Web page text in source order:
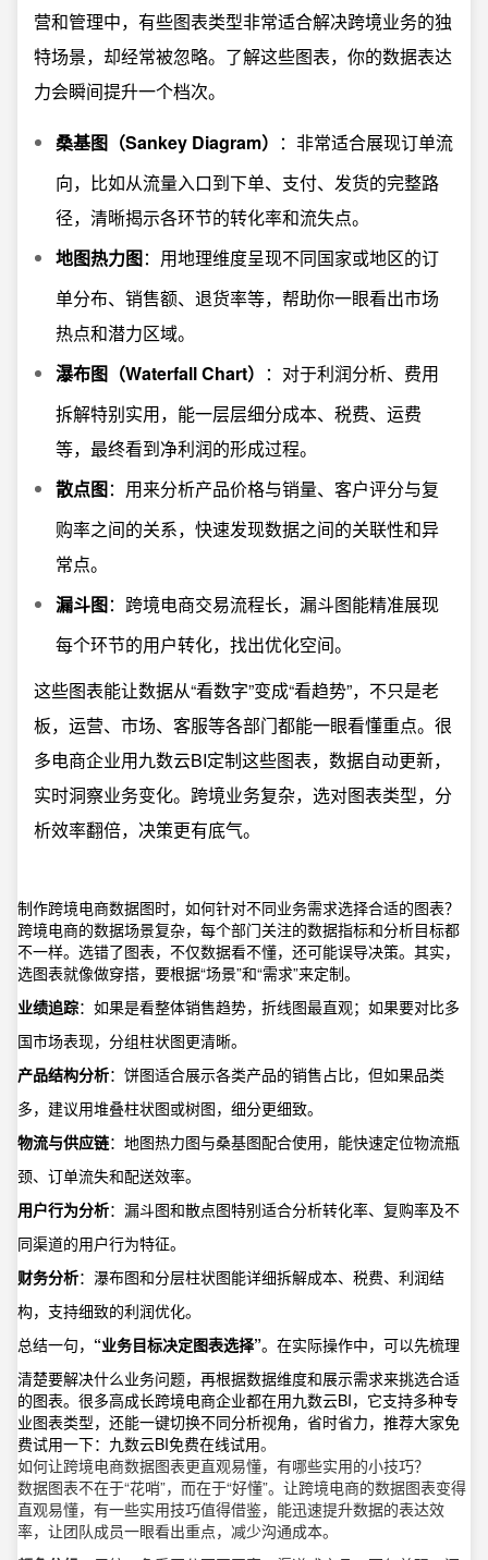
营和管理中，有些图表类型非常适合解决跨境业务的独
特场景，却经常被忽略。了解这些图表，你的数据表达
力会瞬间提升一个档次。
桑基图（Sankey Diagram） ：非常适合展现订单流
向，比如从流量入口到下单、支付、发货的完整路
径，清晰揭示各环节的转化率和流失点。
地图热力图：用地理维度呈现不同国家或地区的订
单分布、销售额、退货率等，帮助你一眼看出市场
热点和潜力区域。
瀑布图（Waterfall Chart） ：对于利润分析、费用
拆解特别实用，能一层层细分成本、税费、运费
等，最终看到净利润的形成过程。
散点图：用来分析产品价格与销量、客户评分与复
购率之间的关系，快速发现数据之间的关联性和异
常点。
漏斗图：跨境电商交易流程长，漏斗图能精准展现
每个环节的用户转化，找出优化空间。
这些图表能让数据从“看数字”变成“看趋势”，不只是老
板，运营、市场、客服等各部门都能一眼看懂重点。很
多电商企业用九数云BI定制这些图表，数据自动更新，
实时洞察业务变化。跨境业务复杂，选对图表类型，分
析效率翻倍，决策更有底气。
制作跨境电商数据图时，如何针对不同业务需求选择合适的图表？
跨境电商的数据场景复杂，每个部门关注的数据指标和分析目标都
不一样。选错了图表，不仅数据看不懂，还可能误导决策。其实，
选图表就像做穿搭，要根据“场景”和“需求”来定制。
业绩追踪：如果是看整体销售趋势，折线图最直观；如果要对比多
国市场表现，分组柱状图更清晰。
产品结构分析：饼图适合展示各类产品的销售占比，但如果品类
多，建议用堆叠柱状图或树图，细分更细致。
物流与供应链：地图热力图与桑基图配合使用，能快速定位物流瓶
颈、订单流失和配送效率。
用户行为分析：漏斗图和散点图特别适合分析转化率、复购率及不
同渠道的用户行为特征。
财务分析：瀑布图和分层柱状图能详细拆解成本、税费、利润结
构，支持细致的利润优化。
总结一句， “业务目标决定图表选择”。在实际操作中，可以先梳理
清楚要解决什么业务问题，再根据数据维度和展示需求来挑选合适
的图表。很多高成长跨境电商企业都在用九数云BI，它支持多种专
业图表类型，还能一键切换不同分析视角，省时省力，推荐大家免
费试用一下： 九数云BI免费在线试用。
如何让跨境电商数据图表更直观易懂，有哪些实用的小技巧？
数据图表不在于“花哨”，而在于“好懂”。让跨境电商的数据图表变得
直观易懂，有一些实用技巧值得借鉴，能迅速提升数据的表达效
率，让团队成员一眼看出重点，减少沟通成本。